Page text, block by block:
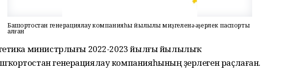
Башҡортостан генерациялау компанияһы йылылыҡ миҙгеленә әҙерлек паспорты
алған
министрлығы 2022-2023 йылғы йылылыҡ
генерациялау компанияһының әҙерлеген раҫлаған.